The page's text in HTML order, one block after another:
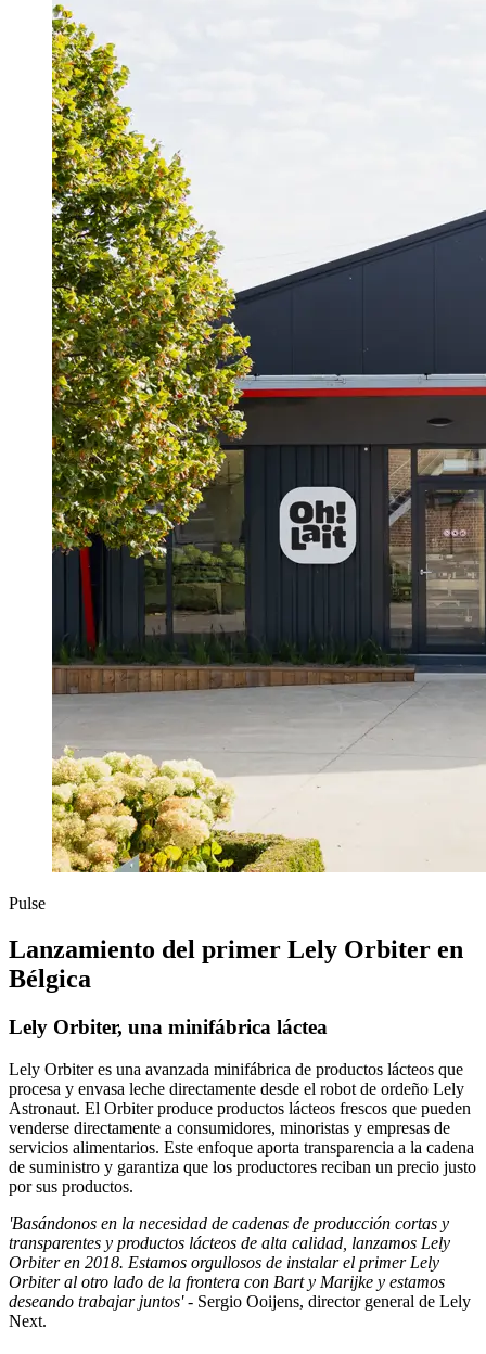
Pulse
Lanzamiento del primer Lely Orbiter en
Bélgica
Lely Orbiter, una minifábrica láctea
Lely Orbiter es una avanzada minifábrica de productos lácteos que
procesa y envasa leche directamente desde el robot de ordeño Lely
Astronaut. El Orbiter produce productos lácteos frescos que pueden
venderse directamente a consumidores, minoristas y empresas de
servicios alimentarios. Este enfoque aporta transparencia a la cadena
de suministro y garantiza que los productores reciban un precio justo
por sus productos.
'Basándonos en la necesidad de cadenas de producción cortas y
transparentes y productos lácteos de alta calidad, lanzamos Lely
Orbiter en 2018. Estamos orgullosos de instalar el primer Lely
Orbiter al otro lado de la frontera con Bart y Marijke y estamos
deseando trabajar juntos'- Sergio Ooijens, director general de Lely
Next.